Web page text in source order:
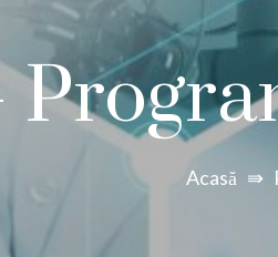
Acasă ⇛